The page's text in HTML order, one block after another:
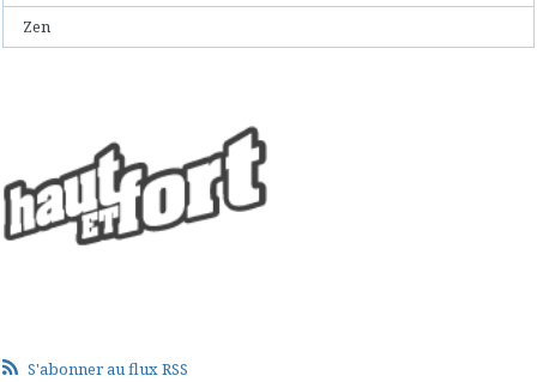
Zen
S'abonner au flux RSS